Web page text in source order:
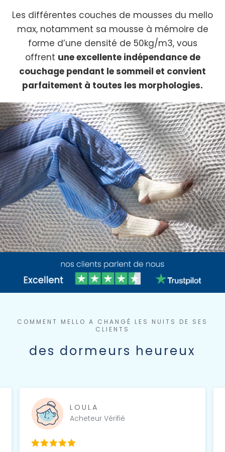
Les différentes couches de mousses du mello
max, notamment sa mousse à mémoire de
forme d’une densité de 50kg/m3, vous
offrent une excellente indépendance de
couchage pendant le sommeil et convient
parfaitement à toutes les morphologies.
COMMENT MELLO A CHANGÉ LES NUITS DE SES
CLIENTS
des dormeurs heureux
LOULA
Acheteur Vérifié